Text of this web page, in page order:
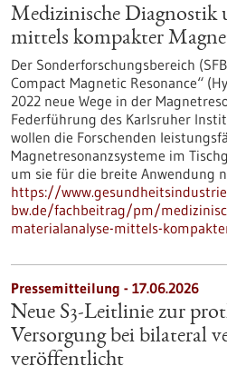
Medizinische Diagnostik
mittels kompakter
Der Sonderforschungsbereich
Compact Magnetic Resonance“
2022 neue Wege in der
Federführung des Karlsruher
wollen die Forschenden
Magnetresonanzsysteme im
um sie für die breite Anwendung
https://
bw.de/fachbeitrag/pm/
materialanalyse-mittels-
Pressemitteilung - 17.06.2026
Neue S3-​Leitlinie zur
Versorgung bei bilateral
veröffentlicht